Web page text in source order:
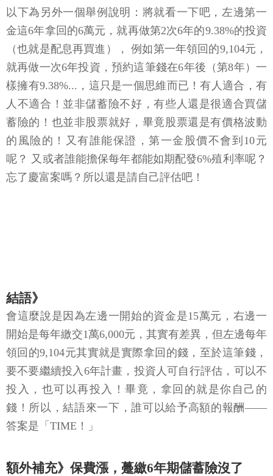
以下為另外一個舉例說明：將就看一下吧，左邊第一
金這6年拿回的6萬元，就再做第2次6年的9.38%的投資
（也就是配息再買進）， 例如第一年領回的9,104元，
就再做一次6年投資，預約這筆錢在6年後（第8年）一
樣擁有9.38%...，這只是一個思維而已！有人適合，有
人不適合！並非儲蓄險不好，有些人還是很適合買儲
蓄險的！也並非股票就好，畢竟股票還是有價格波動
的風險的！又有誰能保證，第一金股價不會到10元
呢？ 又或者誰能擔保每年都能如期配發6%殖利率呢？
忘了慶富案嗎？所以還是請自己評估吧！
結語》
會這麼說是因為左邊一開始的資金是15萬元，右邊一
開始是每年繳交1萬6,000元，其實有差異，但左邊每年
領回的9,104元其實就是實際拿回的錢，至於這筆錢，
要不要繼續投入6年計畫，投資人可自行評估，可以不
投入，也可以再投入！畢竟，拿回的就是你自己的
錢！所以，結語來一下，誰可以給予高額的報酬——
答案是「TIME！」
額外補充》保費漲，躉繳6年期儲蓄險沒了